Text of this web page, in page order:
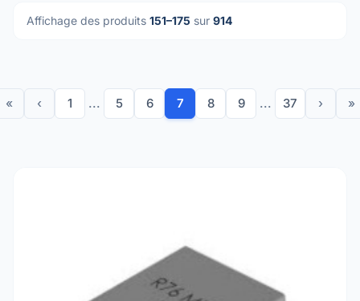
Affichage des produits 151–175 sur 914
« ‹ 1 ... 5 6 7 8 9 ... 37 › »